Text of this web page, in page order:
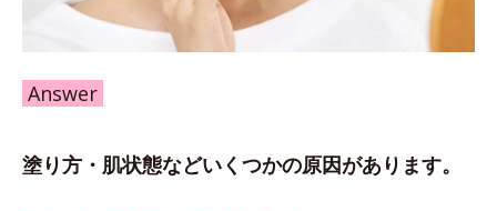
Answer
塗り方・肌状態などいくつかの原因があります。